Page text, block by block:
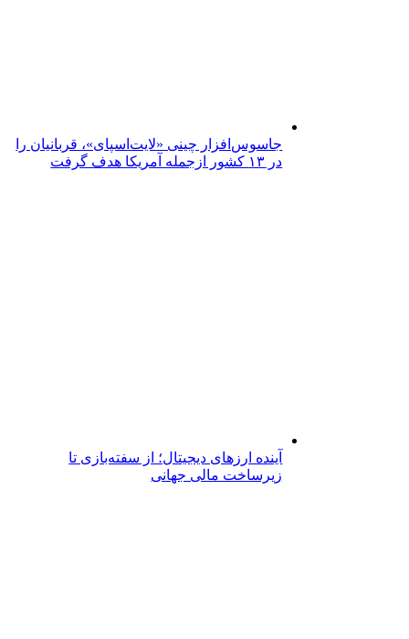
جاسوس‌افزار چینی «لایت‌اسپای»، قربانیان را
در ۱۳ کشور ازجمله آمریکا هدف گرفت
آینده ارزهای دیجیتال؛ از سفته‌بازی تا
زیرساخت مالی جهانی